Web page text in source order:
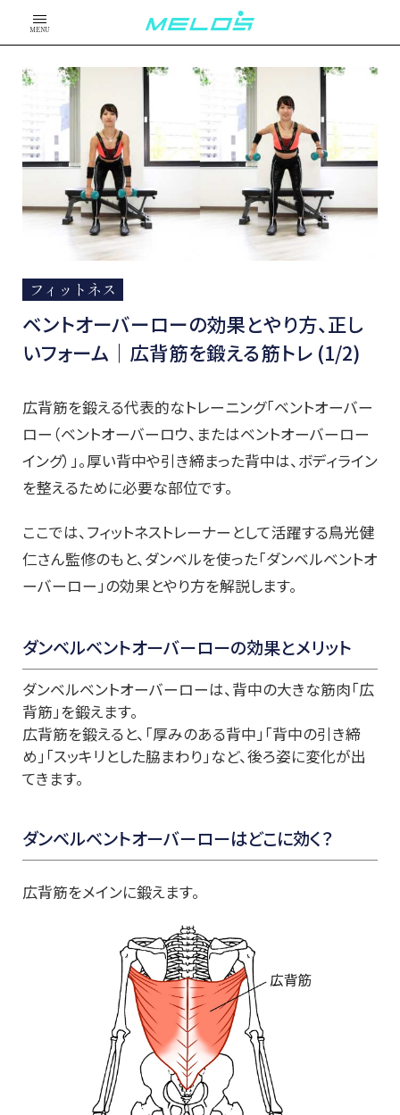
MENU
フィットネス
ベントオーバーローの効果とやり方、正し
いフォーム｜広背筋を鍛える筋トレ (1/2)
広背筋を鍛える代表的なトレーニング「ベントオーバー
ロー（ベントオーバーロウ、またはベントオーバーロー
イング）」。厚い背中や引き締まった背中は、ボディライン
を整えるために必要な部位です。
ここでは、フィットネストレーナーとして活躍する鳥光健
仁さん監修のもと、ダンベルを使った「ダンベルベントオ
ーバーロー」の効果とやり方を解説します。
ダンベルベントオーバーローの効果とメリット
ダンベルベントオーバーローは、背中の大きな筋肉「広
背筋」を鍛えます。
広背筋を鍛えると、「厚みのある背中」「背中の引き締
め」「スッキリとした脇まわり」など、後ろ姿に変化が出
てきます。
ダンベルベントオーバーローはどこに効く？
広背筋をメインに鍛えます。